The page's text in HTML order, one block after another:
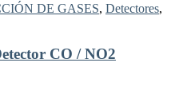
DE GASES, Detectores,
CO / NO2